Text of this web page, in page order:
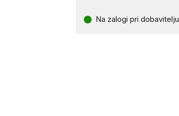
Na zalogi pri dobavitelju